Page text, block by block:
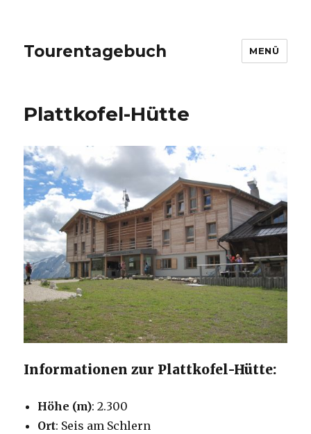
Tourentagebuch MENÜ
Plattkofel-Hütte
Informationen zur Plattkofel-Hütte:
Höhe (m): 2.300
Ort: Seis am Schlern